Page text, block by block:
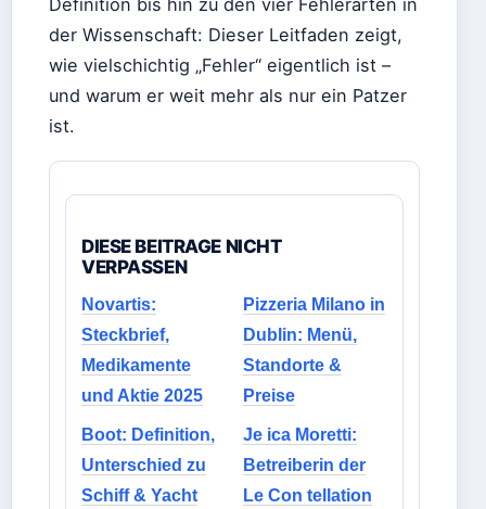
der Wissenschaft: Dieser Leitfaden zeigt,
wie vielschichtig „Fehler“ eigentlich ist –
und warum er weit mehr als nur ein Patzer
ist.
DIESE BEITRAGE NICHT
VERPASSEN
Novartis:
Steckbrief,
Medikamente
und Aktie 2025
Pizzeria Milano in
Dublin: Menü,
Standorte &
Preise
Boot: Definition,
Unterschied zu
Schiff & Yacht
Je ica Moretti:
Betreiberin der
Le Con tellation